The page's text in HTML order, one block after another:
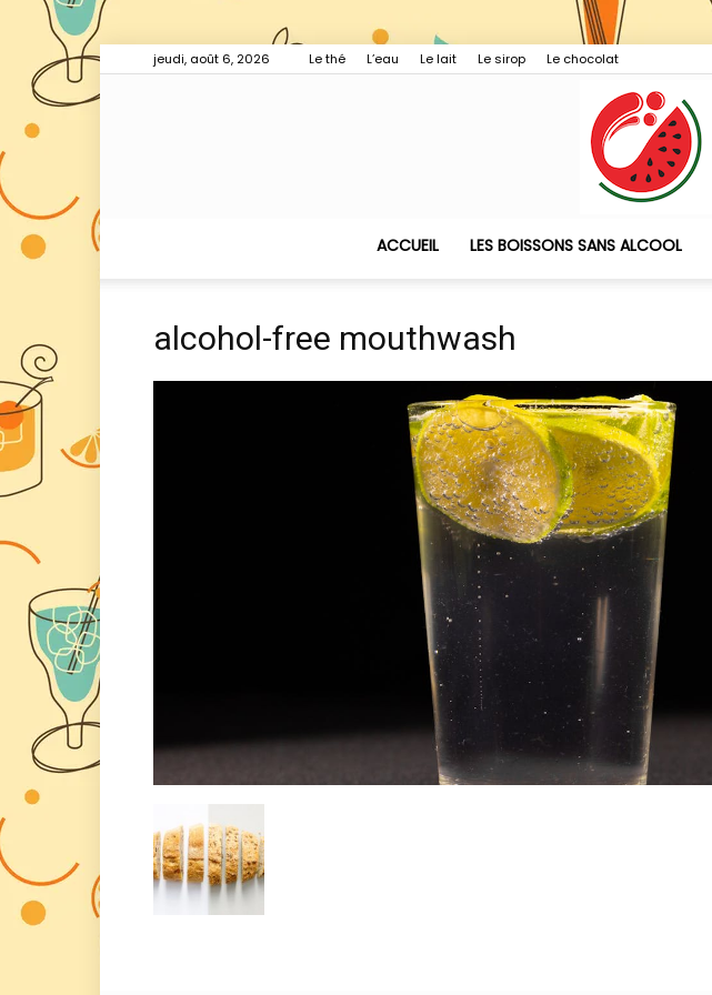
jeudi, août 6, 2026 Le thé L’eau Le lait Le sirop Le chocolat
ACCUEIL LES BOISSONS SANS ALCOOL
alcohol-free mouthwash